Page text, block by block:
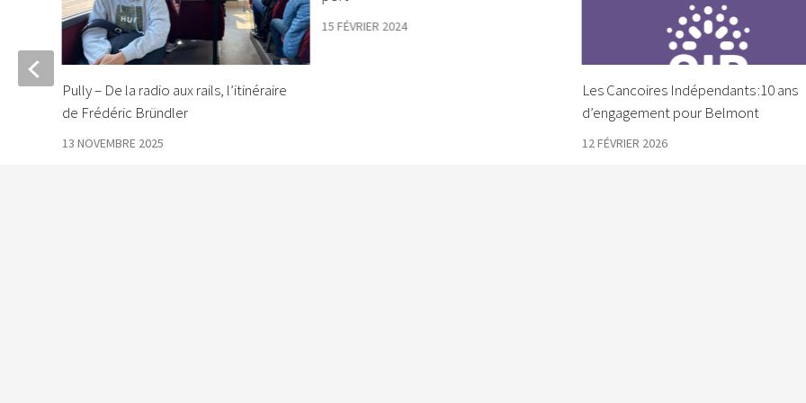
15 FÉVRIER 2024
Les Cancoires Indépendants :10 ans
d’engagement pour Belmont
12 FÉVRIER 2026
Pully – De la radio aux rails, l’itinéraire
de Frédéric Bründler
13 NOVEMBRE 2025